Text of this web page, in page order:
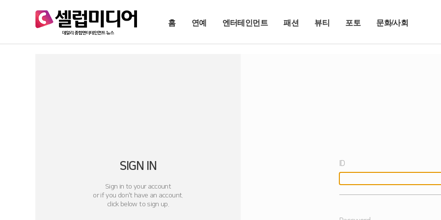
홈 연예 엔터테인먼트 패션 뷰티 포토 문화/사회
SIGN IN
Sign in to your account
or if you don't have an account.
click below to sign up.
ID